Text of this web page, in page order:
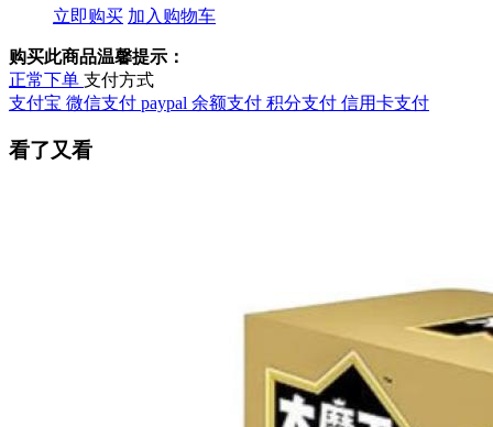
立即购买 加入购物车
购买此商品温馨提示：
正常下单 支付方式
支付宝 微信支付 paypal 余额支付 积分支付 信用卡支付
看了又看